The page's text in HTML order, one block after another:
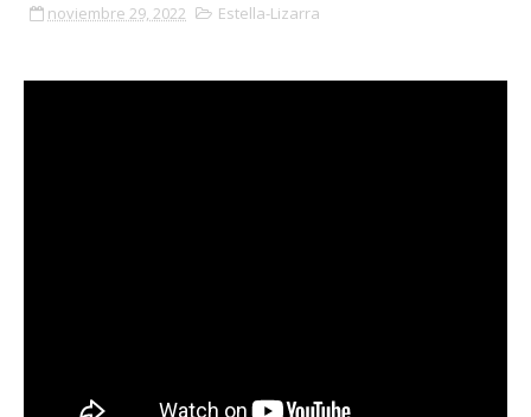
noviembre 29, 2022 Estella-Lizarra